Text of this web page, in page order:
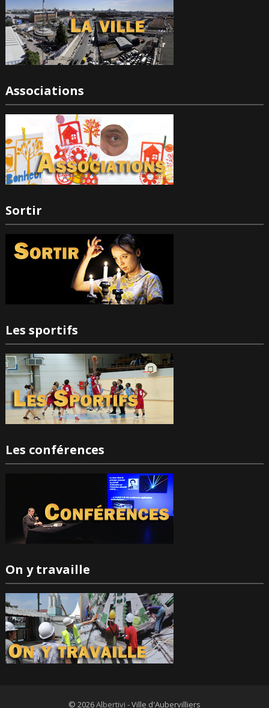
Associations
Sortir
Les sportifs
Les conférences
On y travaille
© 2026Albertivi - Ville d'Aubervilliers